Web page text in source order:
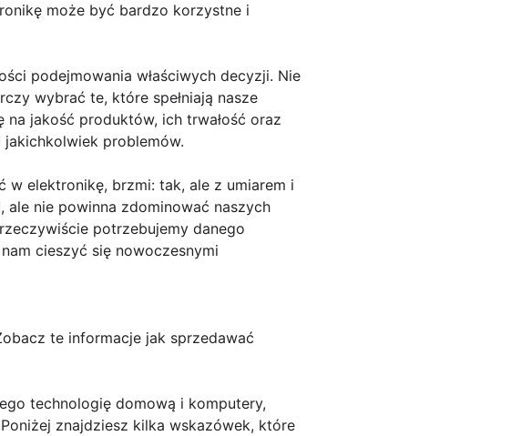
może być bardzo korzystne i
podejmowania właściwych decyzji. Nie
wybrać te, które spełniają nasze
jakość produktów, ich trwałość oraz
problemów.
elektronikę, brzmi: tak, ale z umiarem i
ale nie powinna zdominować naszych
potrzebujemy danego
cieszyć się nowoczesnymi
te informacje jak sprzedawać
technologię domową i komputery,
znajdziesz kilka wskazówek, które